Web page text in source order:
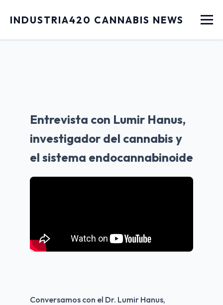
INDUSTRIA420 CANNABIS NEWS Menu
Entrevista con Lumir Hanus,
investigador del cannabis y
el sistema endocannabinoide
Conversamos con el Dr. Lumir Hanus,